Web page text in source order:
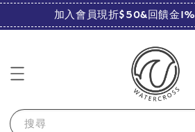
加入會員現折$50&回饋金1%
搜尋